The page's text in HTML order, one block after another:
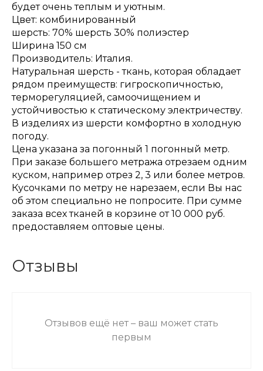
будет очень теплым и уютным.
Цвет: комбинированный
шерсть: 70% шерсть 30% полиэстер
Ширина 150 см
Производитель: Италия.
Натуральная шерсть - ткань, которая обладает
рядом преимуществ: гигроскопичностью,
терморегуляцией, самоочищением и
устойчивостью к статическому электричеству.
В изделиях из шерсти комфортно в холодную
погоду.
Цена указана за погонный 1 погонный метр.
При заказе большего метража отрезаем одним
куском, например отрез 2, 3 или более метров.
Кусочками по метру не нарезаем, если Вы нас
об этом специально не попросите. При сумме
заказа всех тканей в корзине от 10 000 руб.
предоставляем оптовые цены.
Отзывы
Отзывов ещё нет – ваш может стать
первым